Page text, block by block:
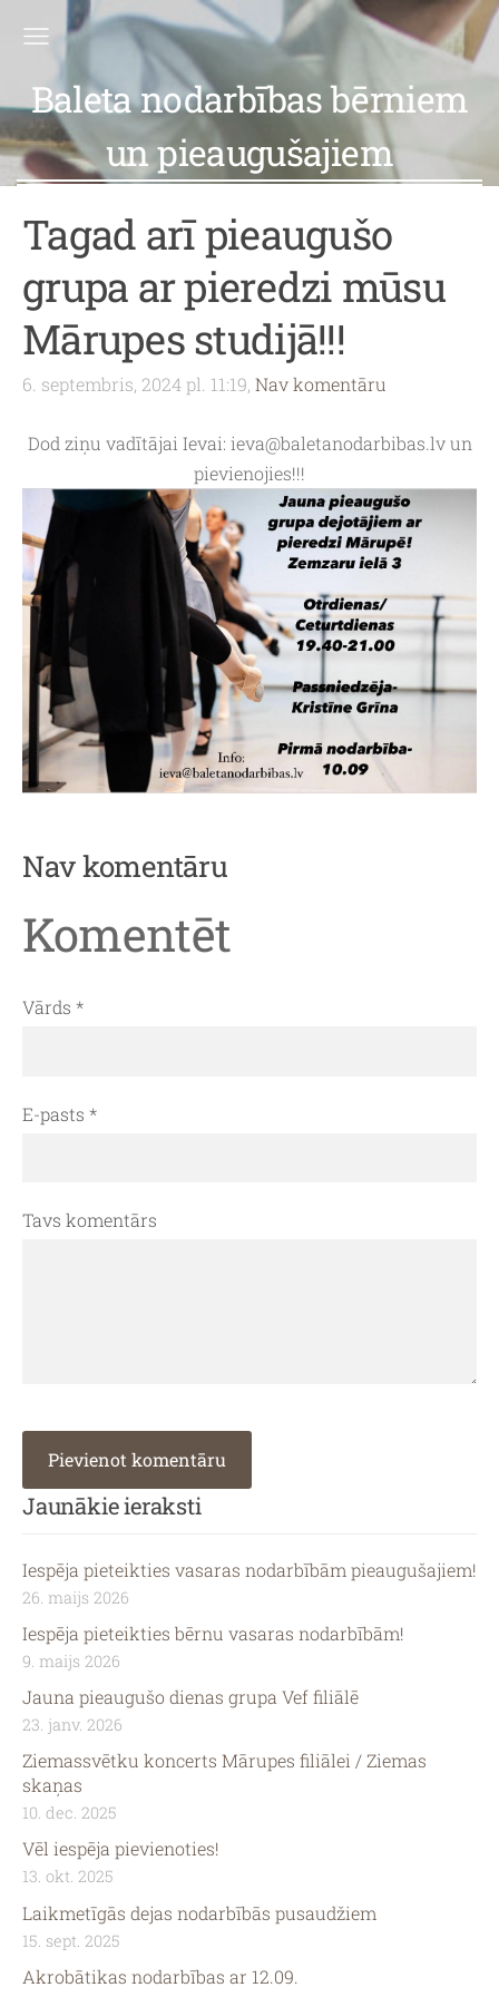
Baleta nodarbības bērniem
un pieaugušajiem
Jaunākie ieraksti
Iespēja pieteikties vasaras nodarbībām pieaugušajiem!
26. maijs 2026
Iespēja pieteikties bērnu vasaras nodarbībām!
9. maijs 2026
Jauna pieaugušo dienas grupa Vef filiālē
23. janv. 2026
Ziemassvētku koncerts Mārupes filiālei / Ziemas
skaņas
10. dec. 2025
Vēl iespēja pievienoties!
13. okt. 2025
Laikmetīgās dejas nodarbībās pusaudžiem
15. sept. 2025
Akrobātikas nodarbības ar 12.09.
Tagad arī pieaugušo
grupa ar pieredzi mūsu
Mārupes studijā!!!
6. septembris, 2024 pl. 11:19, Nav komentāru
Dod ziņu vadītājai Ievai: ieva@baletanodarbibas.lvun
pievienojies!!!
Nav komentāru
Komentēt
Vārds *
E-pasts *
Tavs komentārs